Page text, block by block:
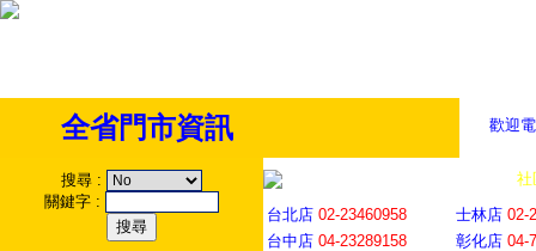
歡迎
全省門市資訊
搜尋 :
關鍵字 :
社
台北店 02-23460958 士林店 02-
台中店 04-23289158 彰化店 04-